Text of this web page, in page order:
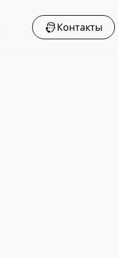
Контакты